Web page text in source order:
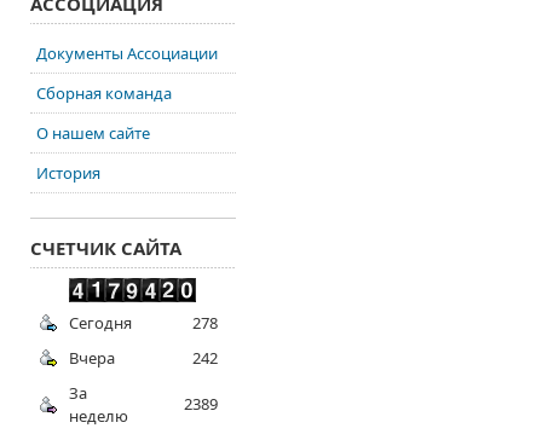
Документы Ассоциации
Сборная команда
О нашем сайте
История
СЧЕТЧИК САЙТА
Сегодня
278
Вчера
242
За
неделю
2389